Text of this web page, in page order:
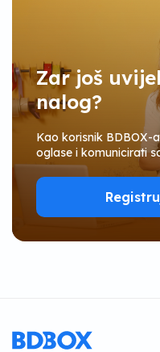
Zar još
nalog?
Kao korisnik BDBOX-
oglase i komunicirati